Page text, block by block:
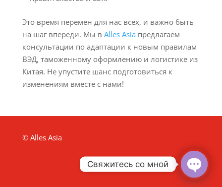
Это время перемен для нас всех, и важно быть
на шаг впереди. Мы в Alles Asia предлагаем
консультации по адаптации к новым правилам
ВЭД, таможенному оформлению и логистике из
Китая. Не упустите шанс подготовиться к
изменениям вместе с нами!
© Alles Asia
Свяжитесь со мной